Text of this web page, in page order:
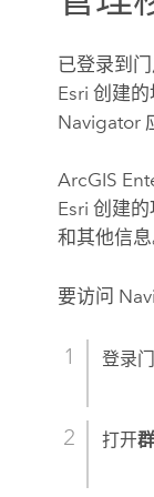
已登录到
Esri 创建
Navigator
ArcGIS
Esri 创建
和其他信
要访问
登录
打开